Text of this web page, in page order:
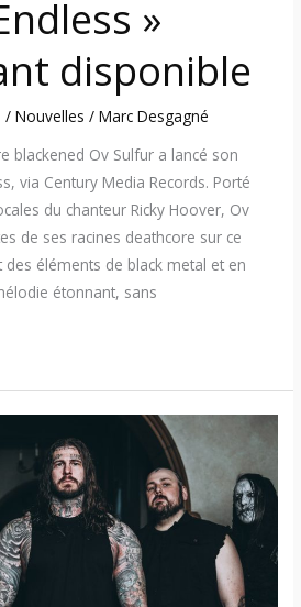
»
disponible
/Nouvelles /Marc Desgagné
blackened Ov Sulfur a lancé son
via Century Media Records. Porté
du chanteur Ricky Hoover, Ov
de ses racines deathcore sur ce
éléments de black metal et en
étonnant, sans